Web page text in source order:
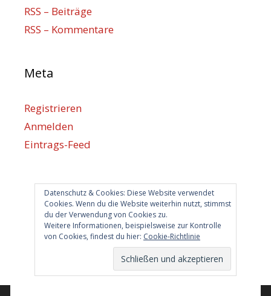
Datenschutz & Cookies: Diese Website verwendet
Cookies. Wenn du die Website weiterhin nutzt, stimmst
du der Verwendung von Cookies zu.
Weitere Informationen, beispielsweise zur Kontrolle
von Cookies, findest du hier: Cookie-Richtlinie
RSS – Beiträge
RSS – Kommentare
Meta
Registrieren
Anmelden
Eintrags-Feed
WordPress.org
Berlin hilft
info@berlin-hilft.com